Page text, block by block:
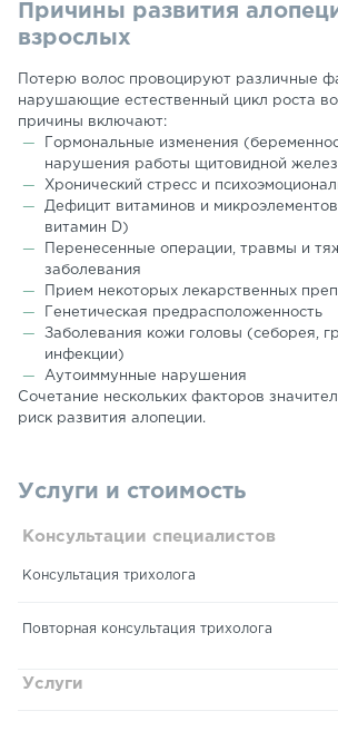
Причины развития
взрослых
Потерю волос провоцируют различные
нарушающие естественный цикл роста
причины включают:
Гормональные изменения
нарушения работы щитовидной
Хронический стресс и
Дефицит витаминов и
витамин D)
Перенесенные операции, травмы и
заболевания
Прием некоторых лекарственных
Генетическая предрасположенность
Заболевания кожи головы (себорея,
инфекции)
Аутоиммунные нарушения
Сочетание нескольких факторов
риск развития алопеции.
Услуги и стоимость
Консультации специалистов
Консультация трихолога
Повторная консультация трихолога
Услуги